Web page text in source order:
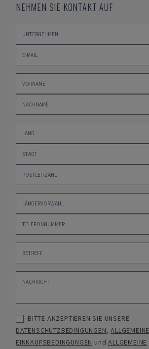
NEHMEN SIE KONTAKT AUF
BITTE AKZEPTIEREN SIE UNSERE
DATENSCHUTZBEDINGUNGEN,ALLGEMEINE
EINKAUFSBEDINGUNGEN undALLGEMEINE